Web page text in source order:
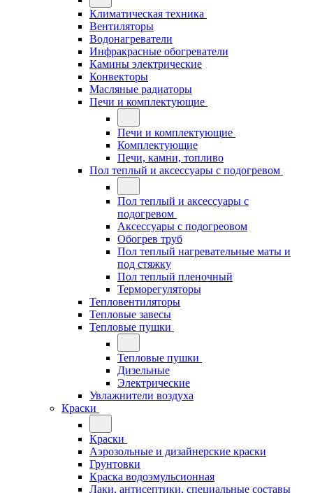
Климатическая техника
Вентиляторы
Водонагреватели
Инфракрасные обогреватели
Камины электрические
Конвекторы
Масляные радиаторы
Печи и комплектующие
Печи и комплектующие
Комплектующие
Печи, камни, топливо
Пол теплый и аксессуары с подогревом
Пол теплый и аксессуары с
подогревом
Аксессуары с подогреовом
Обогрев труб
Пол теплый нагревательные маты и
под стяжку
Пол теплый пленочный
Терморегуляторы
Тепловентиляторы
Тепловые завесы
Тепловые пушки
Тепловые пушки
Дизельные
Электрические
Увлажнители воздуха
Краски
Краски
Аэрозольные и дизайнерские краски
Грунтовки
Краска водоэмульсионная
Лаки, антисептики, специальные составы